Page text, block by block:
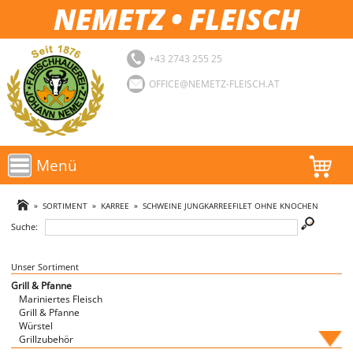
NEMETZ • FLEISCH
+43 2743 255 25
OFFICE@NEMETZ-FLEISCH.AT
Menü
AKTIONEN
SORTIMENT
LOGIN
FAVORITEN
» SORTIMENT» KARREE » SCHWEINE JUNGKARREEFILET OHNE KNOCHEN
Suche:
Unser Sortiment
Grill & Pfanne
Mariniertes Fleisch
Grill & Pfanne
Würstel
Grillzubehör